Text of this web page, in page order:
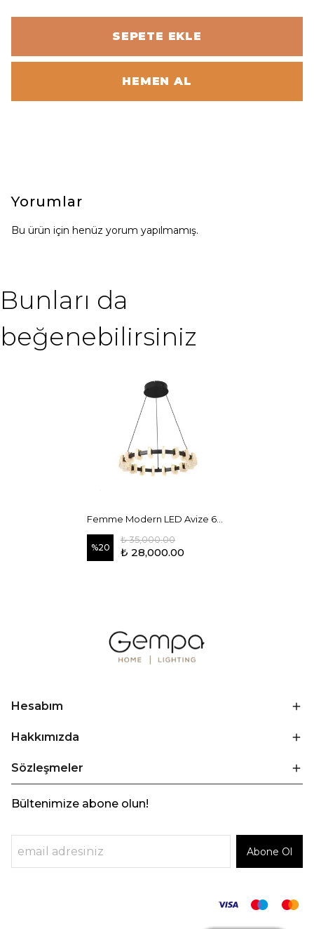
SEPETE EKLE
HEMEN AL
Yorumlar
Bu ürün için henüz yorum yapılmamış.
Bunları da
beğenebilirsiniz
%20
₺ 35,000.00
₺ 28,000.00
Hesabım
Hakkımızda
Sözleşmeler
Bültenimize abone olun!
Abone Ol